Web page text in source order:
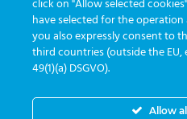
entwickelt von
click on "Allow selected
have selected for the
you also expressly consent to
third countries (outside the EU,
49(1)(a) DSGVO).
Allow